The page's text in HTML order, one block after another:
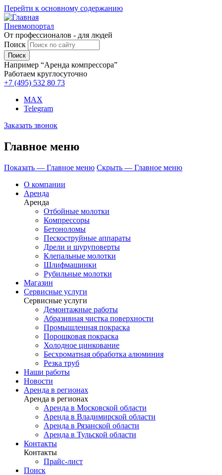
Перейти к основному содержанию
Пневмопортал
От профессионалов - для людей
Поиск
Например “Аренда компрессора”
Работаем круглосуточно
+7 (495) 532 80 73
MAX
Telegram
Заказать звонок
Главное меню
Показать — Главное меню Скрыть — Главное меню
О компании
Аренда
Аренда
Отбойные молотки
Компрессоры
Бетоноломы
Пескоструйные аппараты
Дрели и шуруповерты
Клепальные молотки
Шлифмашинки
Рубильные молотки
Магазин
Сервисные услуги
Сервисные услуги
Демонтажные работы
Абразивная чистка поверхности
Промышленная покраска
Порошковая покраска
Холодное цинкование
Бесхроматная обработка алюминия
Резка труб
Наши работы
Новости
Аренда в регионах
Аренда в регионах
Аренда в Московской области
Аренда в Владимирской области
Аренда в Рязанской области
Аренда в Тульской области
Контакты
Контакты
Прайс-лист
Поиск